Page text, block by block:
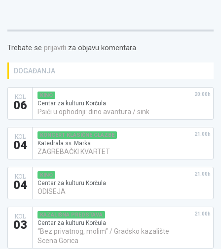
Trebate se prijaviti za objavu komentara.
DOGAĐANJA
KOL
06
KINO
Centar za kulturu Korčula
Psići u ophodnji: dino avantura / sink
20:00h
KOL
04
KONCERT KLASIČNE GLAZBE
Katedrala sv. Marka
ZAGREBAČKI KVARTET
21:00h
KOL
04
KINO
Centar za kulturu Korčula
ODISEJA
21:00h
KOL
03
KAZALIŠNA PREDSTAVA
Centar za kulturu Korčula
“Bez privatnog, molim” / Gradsko kazalište
Scena Gorica
21:00h